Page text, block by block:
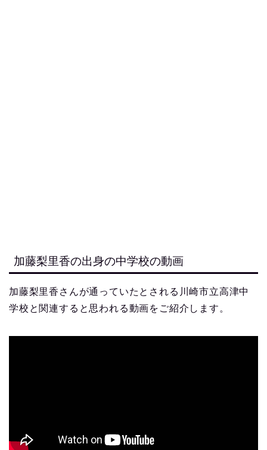
加藤梨里香の出身の中学校の動画
加藤梨里香さんが通っていたとされる川崎市立高津中
学校と関連すると思われる動画をご紹介します。